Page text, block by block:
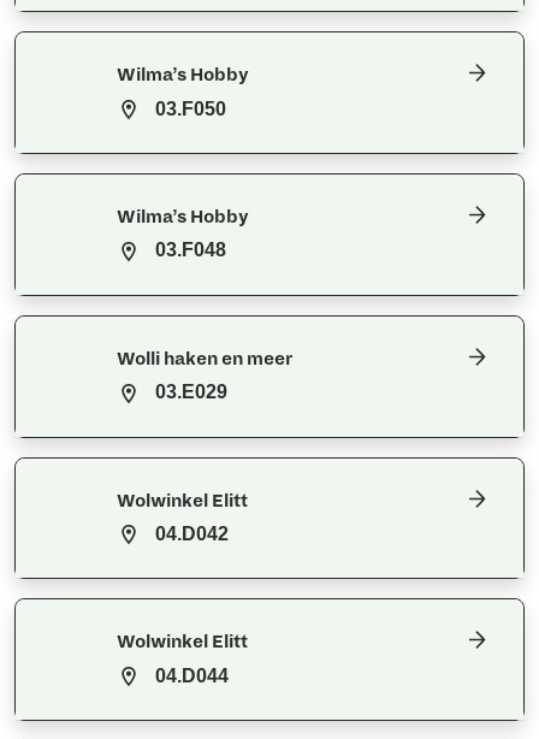
Wilma’s Hobby
03.F050
Wilma’s Hobby
03.F048
Wolli haken en meer
03.E029
Wolwinkel Elitt
04.D042
Wolwinkel Elitt
04.D044